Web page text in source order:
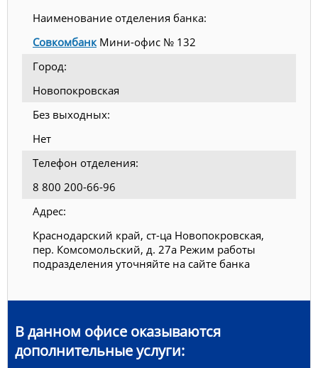
Наименование отделения банка:
СовкомбанкМини-офис № 132
Город:
Новопокровская
Без выходных:
Нет
Телефон отделения:
8 800 200-66-96
Адрес:
Краснодарский край, ст-ца Новопокровская,
пер. Комсомольский, д. 27а Режим работы
подразделения уточняйте на сайте банка
В данном офисе оказываются
дополнительные услуги: